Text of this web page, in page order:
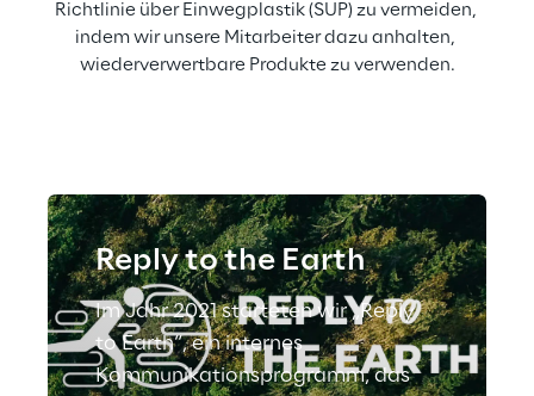
Richtlinie über Einwegplastik (SUP) zu vermeiden,
indem wir unsere Mitarbeiter dazu anhalten,
wiederverwertbare Produkte zu verwenden.
Reply to the Earth
Im Jahr 2021 starteten wir „Reply
to Earth“, ein internes
Kommunikationsprogramm, das